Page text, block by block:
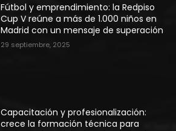
Fútbol y emprendimiento: la Redpiso
Cup V reúne a más de 1.000 niños en
Madrid con un mensaje de superación
29 septiembre, 2025
Capacitación y profesionalización:
crece la formación técnica para